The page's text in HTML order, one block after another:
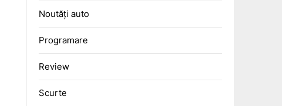
Noutăți auto
Programare
Review
Scurte